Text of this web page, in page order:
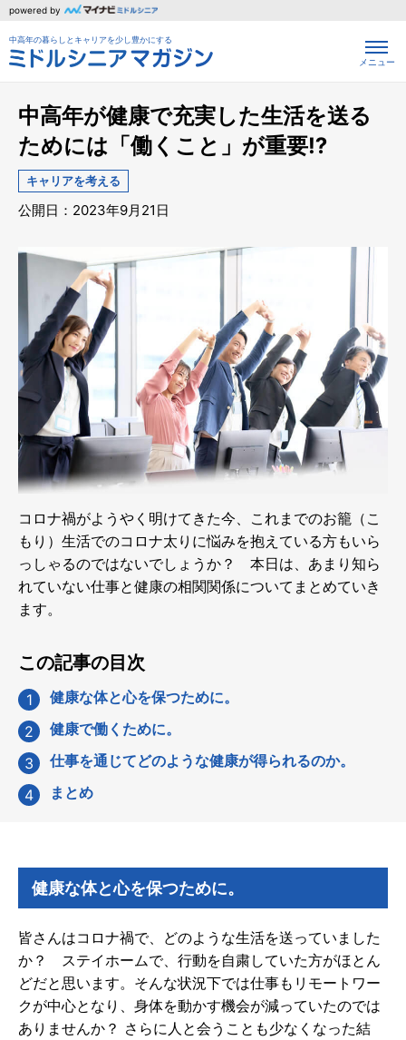
powered by
中高年の暮らしとキャリアを少し豊かにする
メニュー
中高年が健康で充実した生活を送る
ためには「働くこと」が重要⁉
キャリアを考える
公開日：2023年9月21日
コロナ禍がようやく明けてきた今、これまでのお籠（こ
もり）生活でのコロナ太りに悩みを抱えている方もいら
っしゃるのではないでしょうか？ 本日は、あまり知ら
れていない仕事と健康の相関関係についてまとめていき
ます。
この記事の目次
健康な体と心を保つために。
健康で働くために。
仕事を通じてどのような健康が得られるのか。
まとめ
健康な体と心を保つために。
皆さんはコロナ禍で、どのような生活を送っていました
か？ ステイホームで、行動を自粛していた方がほとん
どだと思います。そんな状況下では仕事もリモートワー
クが中心となり、身体を動かす機会が減っていたのでは
ありませんか？ さらに人と会うことも少なくなった結